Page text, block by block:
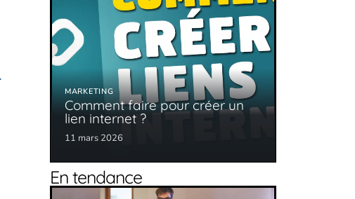
MARKETING
Comment faire pour créer un
lien internet ?
11 mars 2026
En tendance